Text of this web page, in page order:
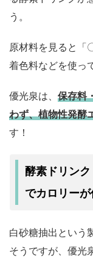
う。
原材料を見ると「
着色料などを使っ
優光泉は、 保存料
わず、植物性発酵
す！
酵素ドリン
でカロリー
白砂糖抽出という
そうですが、優光